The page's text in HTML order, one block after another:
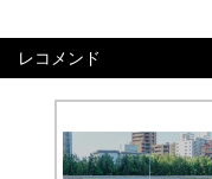
レコメンド